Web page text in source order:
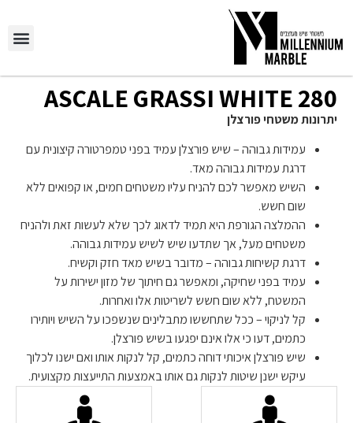
280 ASCALE GRASSI WHITE
יתרונות משטחי פורצלן
עמידות גבוהה – שיש פורצלן עמיד בפני טמפרטורה קיצונית עם
דרגת עמידות גבוהה מאד.
השיש מאפשר לכם להניח עליו משטחים חמים, או קפואים ללא
שום חשש.
ההמלצה הגורפת היא תמיד לדאוג לכך שלא לעשות זאת ולהניח
משטחים מעל, אך שתדעו שיש לשיש עמידות גבוהה.
דרגת קשיחות גבוהה – מדובר בשיש מאד חזק וקשיח.
עמיד בפני שחיקה, ומאפשר גם חיתוך של מזון ישירות על
המשטח, ללא שום חשש לשריטות אלו ואחרות.
קל לניקוי – ככל שתחששו מתבלינים שנשפכו על השיש ויותירו
כתמים, דעו כי אלו אינם יפגעו בשיש פורצלן.
שיש פורצלן איכותי דוחה כתמים, קל לנקות אותו ואם ישנו לכלוך
עיקש ישנן שיטות לנקות גם אותו באמצעות התייעצות מקצועית.